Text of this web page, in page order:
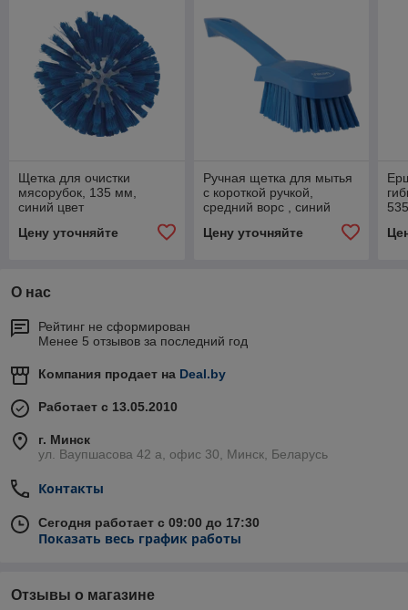
Щетка для очистки
мясорубок, 135 мм,
синий цвет
Цену уточняйте
Ручная щетка для мытья
с короткой ручкой,
средний ворс , синий
Цену уточняйте
О нас
Рейтинг не сформирован
Менее 5 отзывов за последний год
Компания продает на Deal.by
Работает с 13.05.2010
г. Минск
ул. Ваупшасова 42 а, офис 30, Минск, Беларусь
Контакты
Сегодня работает с 09:00 до 17:30
Показать весь график работы
Отзывы о магазине